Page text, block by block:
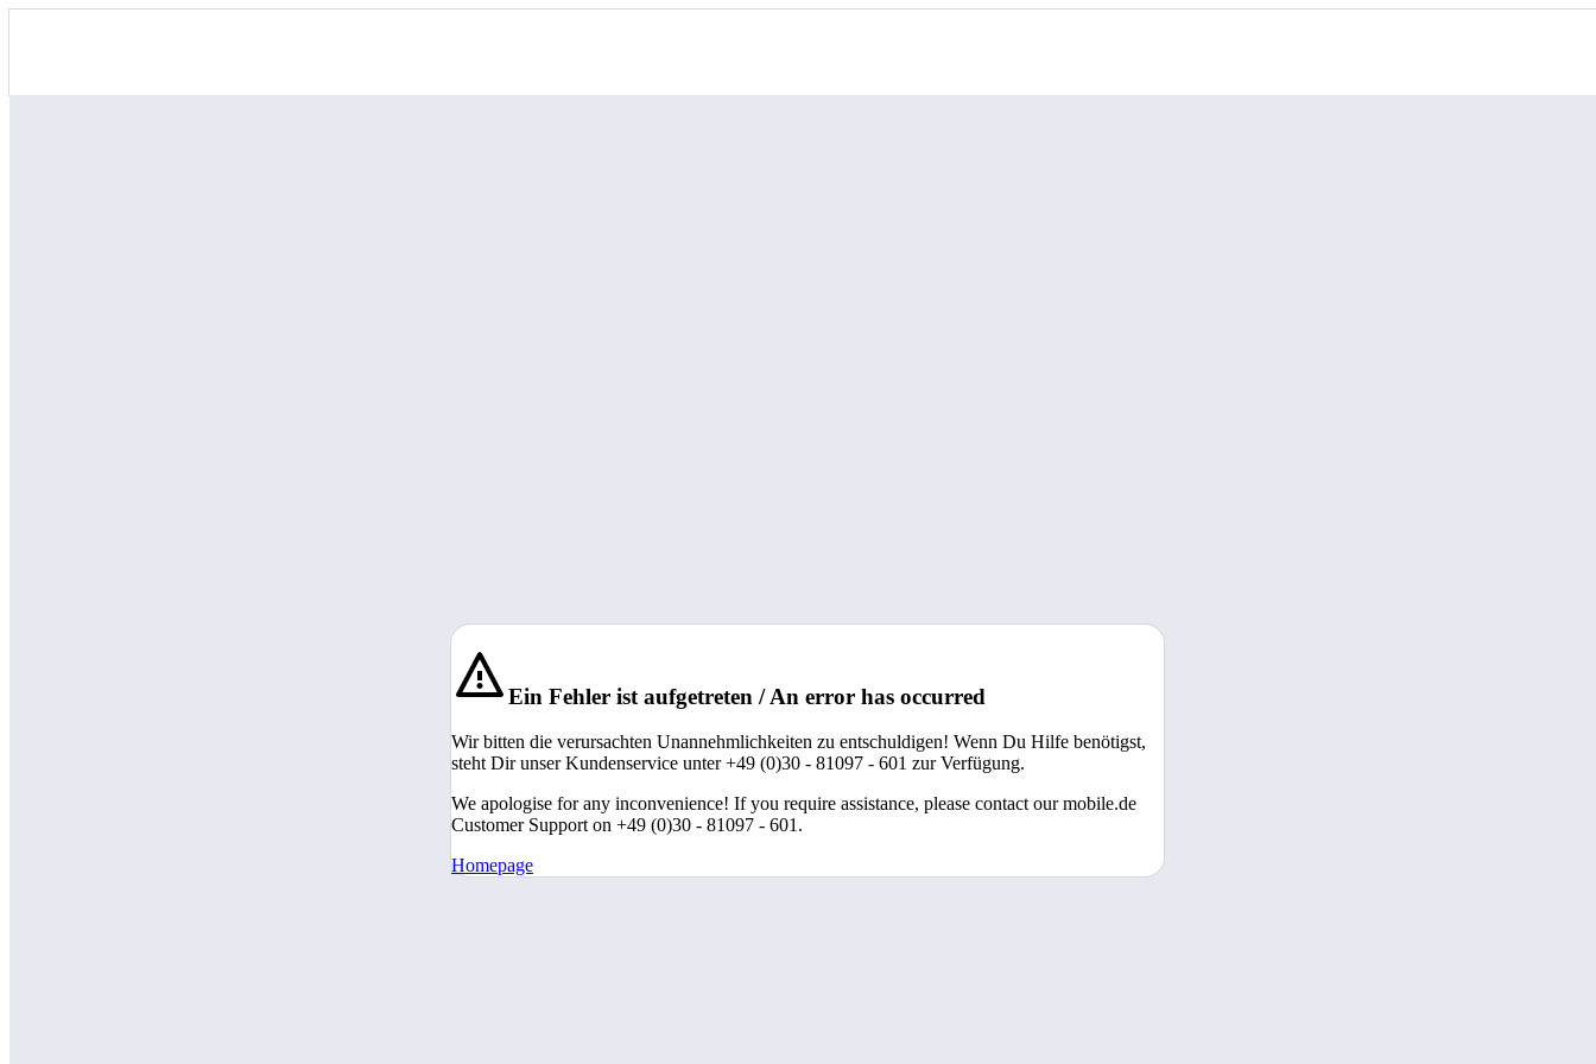
Ein Fehler ist aufgetreten / An error has occurred
Wir bitten die verursachten Unannehmlichkeiten zu entschuldigen! Wenn Du Hilfe benötigst,
steht Dir unser Kundenservice unter +49 (0)30 - 81097 - 601 zur Verfügung.
We apologise for any inconvenience! If you require assistance, please contact our mobile.de
Customer Support on +49 (0)30 - 81097 - 601.
Homepage